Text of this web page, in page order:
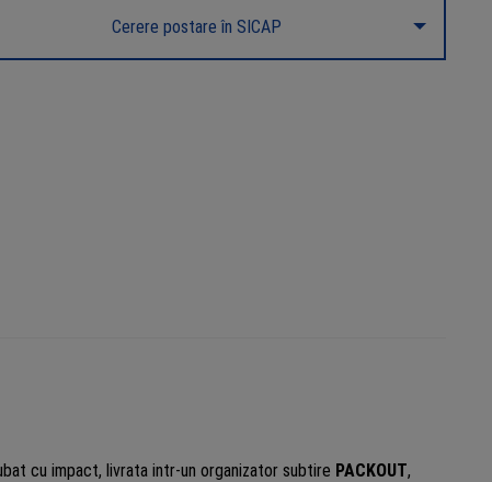
Cerere postare în SICAP
cu impact, livrata intr-un organizator subtire PACKOUT,